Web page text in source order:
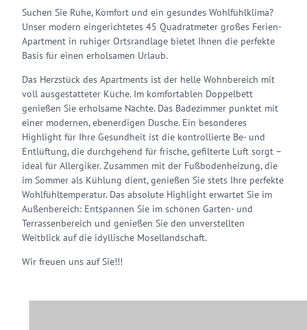
Suchen Sie Ruhe, Komfort und ein gesundes Wohlfühlklima?
Unser modern eingerichtetes 45 Quadratmeter großes Ferien-
Apartment in ruhiger Ortsrandlage bietet Ihnen die perfekte
Basis für einen erholsamen Urlaub.
Das Herzstück des Apartments ist der helle Wohnbereich mit
voll ausgestatteter Küche. Im komfortablen Doppelbett
genießen Sie erholsame Nächte. Das Badezimmer punktet mit
einer modernen, ebenerdigen Dusche. Ein besonderes
Highlight für Ihre Gesundheit ist die kontrollierte Be- und
Entlüftung, die durchgehend für frische, gefilterte Luft sorgt –
ideal für Allergiker. Zusammen mit der Fußbodenheizung, die
im Sommer als Kühlung dient, genießen Sie stets Ihre perfekte
Wohlfühltemperatur. Das absolute Highlight erwartet Sie im
Außenbereich: Entspannen Sie im schönen Garten- und
Terrassenbereich und genießen Sie den unverstellten
Weitblick auf die idyllische Mosellandschaft.
Wir freuen uns auf Sie!!!